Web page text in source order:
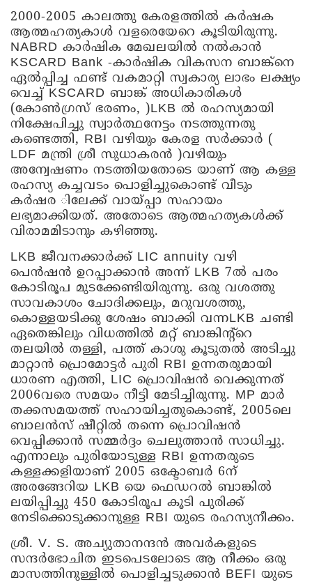
2000-2005 കാലത്തു കേരളത്തിൽ കർഷക
ആത്മഹത്യകാൾ വളരെയേറെ കൂടിയിരുന്നു.
NABRD കാർഷിക മേഖലയിൽ നൽകാൻ
KSCARD Bank -കാർഷിക വികസന ബാങ്ക്നെ
ഏൽപ്പിച്ച ഫണ്ട്‌ വകമാറ്റി സ്വകാര്യ ലാഭം ലക്ഷ്യം
വെച്ച് KSCARD ബാങ്ക് അധികാരികൾ
(കോൺഗ്രസ്‌ ഭരണം, )LKB ൽ രഹസ്യമായി
നിക്ഷേപിച്ചു സ്വാർത്ഥനേട്ടം നടത്തുന്നതു
കണ്ടെത്തി, RBI വഴിയും കേരള സർക്കാർ (
LDF മന്ത്രി ശ്രീ സുധാകരൻ )വഴിയും
അന്വേഷണം നടത്തിയതോടെ യാണ് ആ കള്ള
രഹസ്യ കച്ചവടം പൊളിച്ചുകൊണ്ട് വീടും
കർഷര ിലേക്ക് വായ്‌പ്പാ സഹായം
ലഭ്യമാക്കിയത്. അതോടെ ആത്മഹത്യകൾക്ക്
വിരാമമിടാനും കഴിഞ്ഞു.
LKB ജീവനക്കാർക്ക് LIC annuity വഴി
പെൻഷൻ ഉറപ്പാക്കാൻ അന്ന് LKB 7ൽ പരം
കോടിരൂപ മുടക്കേണ്ടിയിരുന്നു. ഒരു വശത്തു
സാവകാശം ചോദിക്കലും, മറുവശത്തു,
കൊള്ളയടിക്കു ശേഷം ബാക്കി വന്നLKB ചണ്ടി
ഏതെങ്കിലും വിധത്തിൽ മറ്റ് ബാങ്കിന്റ്റെ
തലയിൽ തള്ളി, പത്ത് കാശു കൂടുതൽ അടിച്ചു
മാറ്റാൻ പ്രൊമോട്ടർ പുരി RBI ഉന്നതരുമായി
ധാരണ എത്തി, LIC പ്രൊവിഷൻ വെക്കുന്നത്
2006വരെ സമയം നീട്ടി മേടിച്ചിരുന്നു. MP മാർ
തക്കസമയത്ത് സഹായിച്ചതുകൊണ്ട്, 2005ലെ
ബാലൻസ് ഷീറ്റിൽ തന്നെ പ്രൊവിഷൻ
വെപ്പിക്കാൻ സമ്മർദ്ദം ചെലുത്താൻ സാധിച്ചു.
എന്നാലും പുരിയോടുള്ള RBI ഉന്നതരുടെ
കള്ളക്കളിയാണ് 2005 ഒക്ടോബർ 6ന്
അരങ്ങേറിയ LKB യെ ഫെഡറൽ ബാങ്കിൽ
ലയിപ്പിച്ചു 450 കോടിരൂപ കൂടി പുരിക്ക്
നേടിക്കൊടുക്കാനുള്ള RBI യുടെ രഹസ്യനീക്കം.
ശ്രീ. V. S. അച്യുതാനന്ദൻ അവർകളുടെ
സന്ദർഭോചിത ഇടപെടലോടെ ആ നീക്കം ഒരു
മാസത്തിനുള്ളിൽ പൊളിച്ചടുക്കാൻ BEFI യുടെ